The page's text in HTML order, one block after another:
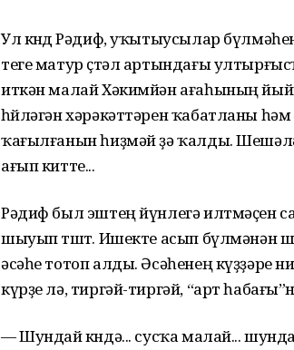
Ул көндө Рәдиф, уҡытыусылар
теге матур өҫтәл артындағы
иткән малай Хәкимйән ағаһының
һөйләгән хәрәкәттәрен ҡабатланы
ҡағылғанын һиҙмәй ҙә ҡалды.
ағып китте...
Рәдиф был эштең йүнлегә
шыуып төштө. Ишекте асып бүлмәнән
әсәһе тотоп алды. Әсәһенең күҙҙәре
күрҙе лә, тиргәй-тиргәй, “арт
— Шундай көндә... сусҡа малай...